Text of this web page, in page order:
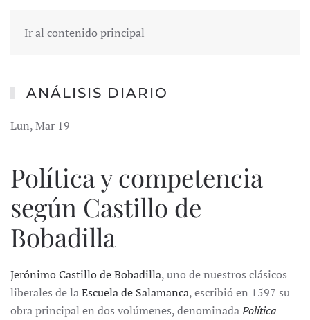
Ir al contenido principal
ANÁLISIS DIARIO
Lun, Mar 19
Política y competencia
según Castillo de
Bobadilla
Jerónimo Castillo de Bobadilla, uno de nuestros clásicos
liberales de laEscuela de Salamanca, escribió en 1597 su
obra principal en dos volúmenes, denominadaPolítica